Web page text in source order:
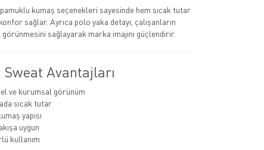
kumaş seçenekleri sayesinde hem sıcak tutar
sağlar. Ayrıca polo yaka detayı, çalışanların
sağlayarak marka imajını güçlendirir.
Sweat Avantajları
ve kurumsal görünüm
sıcak tutar
yapısı
uygun
kullanım